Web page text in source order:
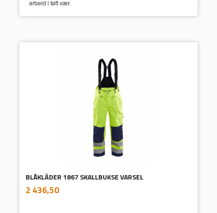
arbeid i tøft vær.
BLÅKLÄDER 1867 SKALLBUKSE VARSEL
Pris
2 436,50mva.